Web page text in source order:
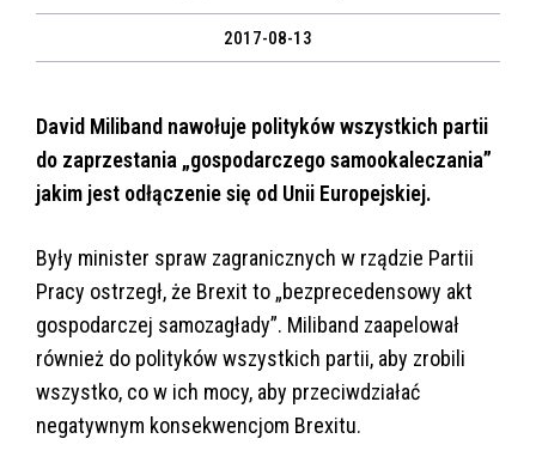
2017-08-13
David Miliband nawołuje polityków wszystkich partii
do zaprzestania „gospodarczego samookaleczania”
jakim jest odłączenie się od Unii Europejskiej.
Były minister spraw zagranicznych w rządzie Partii
Pracy ostrzegł, że Brexit to „bezprecedensowy akt
gospodarczej samozagłady”. Miliband zaapelował
również do polityków wszystkich partii, aby zrobili
wszystko, co w ich mocy, aby przeciwdziałać
negatywnym konsekwencjom Brexitu.